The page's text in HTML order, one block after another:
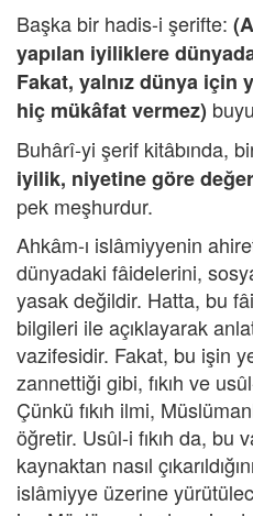
Başka bir hadis-i şerifte:
yapılan iyiliklere
Fakat, yalnız dünya için
hiç mükâfat vermez)
Buhârî-yi şerif kitâbında,
iyilik, niyetine göre
pek meşhurdur.
Ahkâm-ı islâmiyyenin
dünyadaki fâidelerini,
yasak değildir. Hatta, bu
bilgileri ile açıklayarak
vazifesidir. Fakat, bu işin
zannettiği gibi, fıkıh ve
Çünkü fıkıh ilmi,
öğretir. Usûl-i fıkıh da, bu
kaynaktan nasıl
islâmiyye üzerine